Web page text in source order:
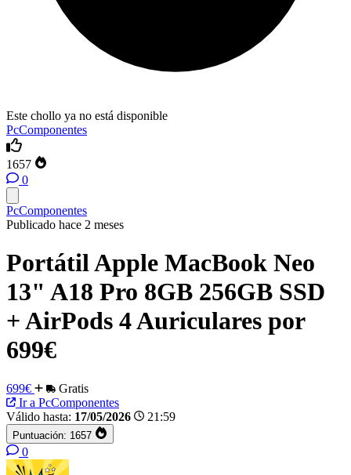
Este chollo ya no está disponible
PcComponentes
1657
0
PcComponentes
Publicado hace 2 meses
Portátil Apple MacBook Neo
13" A18 Pro 8GB 256GB SSD
+ AirPods 4 Auriculares por
699€
699€
Gratis
Ir a PcComponentes
Válido hasta: 17/05/2026 21:59
Puntuación: 1657
0